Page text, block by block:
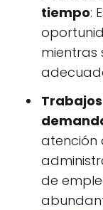
tiempo:
mientras
atención
de